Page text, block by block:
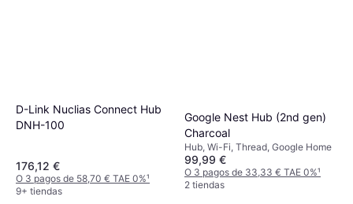
D-Link Nuclias Connect Hub
DNH-100
176,12 €
O 3 pagos de 58,70 € TAE 0%¹
9+ tiendas
Google Nest Hub (2nd gen)
Charcoal
Hub, Wi-Fi, Thread, Google Home
99,99 €
O 3 pagos de 33,33 € TAE 0%¹
2 tiendas